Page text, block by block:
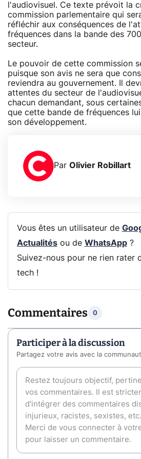
l'audiovisuel. Ce texte prévoit la
commission parlementaire qui
réfléchir aux conséquences de
fréquences dans la bande des
secteur.
Le pouvoir de cette commission
puisque son avis ne sera que
reviendra au gouvernement. Il
attentes du secteur de
chacun demandant, sous
que cette bande de fréquences
son développement.
Par Olivier Robillart
Vous êtes un utilisateur de
Actualitésou de WhatsApp?
Suivez-nous pour ne rien rater
tech !
Commentaires 0
Participer à la discussion
Partagez votre avis avec la